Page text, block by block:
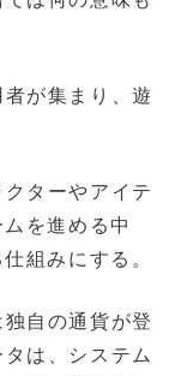
が集まり、遊
ターやアイテ
を進める中
組みにする。
自の通貨が登
は、システム